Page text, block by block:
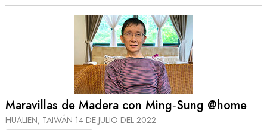
Maravillas de Madera con Ming‑Sung @home
HUALIEN, TAIWÁN 14 DE JULIO DEL 2022